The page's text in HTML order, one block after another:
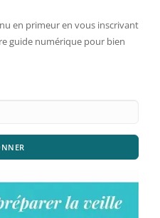
en primeur en vous inscrivant
guide numérique pour bien